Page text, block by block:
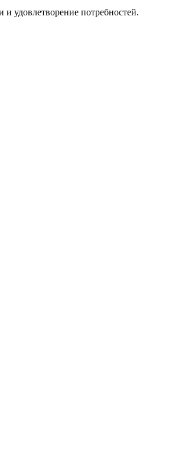
удовлетворение потребностей.